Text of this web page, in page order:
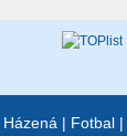
Házená | Fotbal |